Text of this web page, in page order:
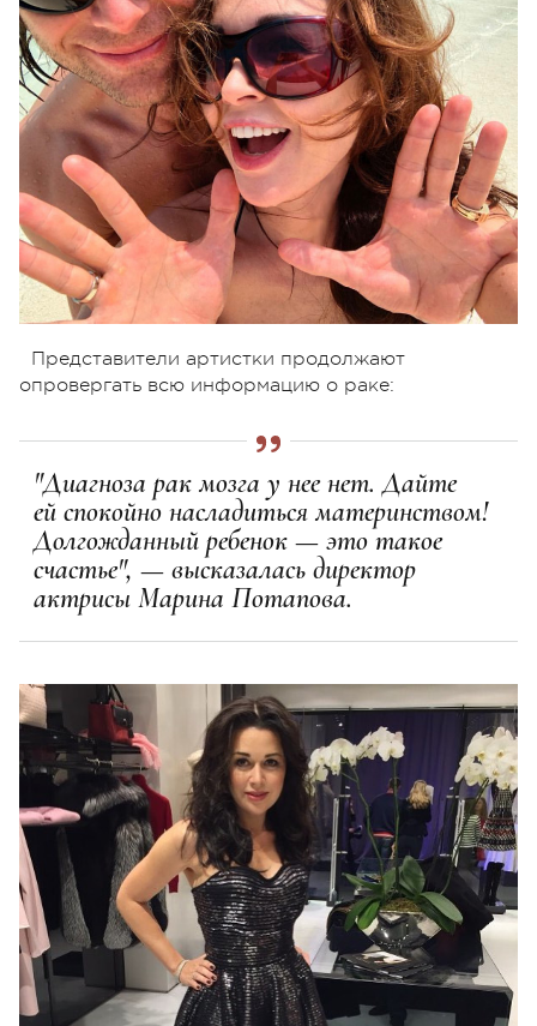
Представители артистки продолжают
опровергать всю информацию о раке:
"Диагноза рак мозга у нее нет. Дайте
ей спокойно насладиться материнством!
Долгожданный ребенок — это такое
счастье", — высказалась директор
актрисы Марина Потапова.